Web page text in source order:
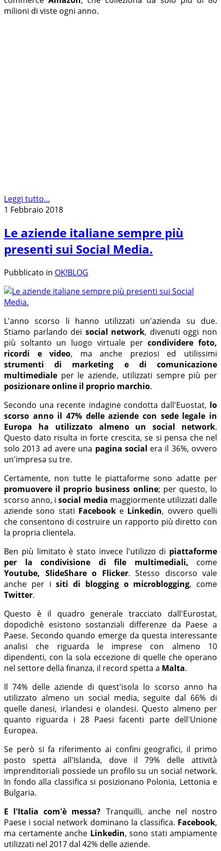
milioni di viste ogni anno.
Leggi tutto...
1 Febbraio 2018
Le aziende italiane sempre più
presenti sui Social Media.
Pubblicato in OK!BLOG
L'anno scorso li hanno utilizzati un'azienda su due.
Stiamo parlando dei social network, divenuti oggi non
più soltanto un luogo virtuale percondividere foto,
ricordi e video, ma anche preziosi ed utilissimi
strumenti di marketing e di comunicazione
multimediale per le aziende, utilizzati sempre più per
posizionare online il proprio marchio.
Secondo una recente indagine condotta dall'Euostat, lo
scorso anno il 47% delle aziende con sede legale in
Europa ha utilizzato almeno un social network.
Questo dato risulta in forte crescita, se si pensa che nel
solo 2013 ad avere una pagina social era il 36%, ovvero
un'impresa su tre.
Certamente, non tutte le piattaforme sono adatte per
promuovere il proprio business online; per questo, lo
scorso anno, isocial media maggiormente utilizzati dalle
aziende sono stati Facebooke Linkedin, ovvero quelli
che consentono di costruire un rapporto più diretto con
la propria clientela.
Ben più limitato è stato invece l'utilizzo di piattaforme
per la condivisione di file multimediali, come
Youtube, SlideShare o Flicker. Stesso discorso vale
anche per isiti di blogging o microblogging, come
Twitter.
Questo è il quadro generale tracciato dall'Eurostat,
dopodichè esistono sostanziali differenze da Paese a
Paese. Secondo quando emerge da questa interessante
analisi che riguarda le imprese con almeno 10
dipendenti, con la sola eccezione di quelle che operano
nel settore della finanza, il record spetta a Malta.
Il 74% delle aziende di quest'isola lo scorso anno ha
utilizzato almeno un social media, seguite dal 66% di
quelle danesi, irlandesi e olandesi. Questo almeno per
quanto riguarda i 28 Paesi facenti parte dell'Unione
Europea.
Se però si fa riferimento ai confini geografici, il primo
posto spetta all'Islanda, dove il 79% delle attività
imprenditoriali possiede un profilo su un social network.
In fondo alla classifica si posizionano Polonia, Lettonia e
Bulgaria.
E l'Italia com'è messa? Tranquilli, anche nel nostro
Paese i social network dominano la classifica. Facebook,
ma certamente anche Linkedin, sono stati ampiamente
utilizzati nel 2017 dal 42% delle aziende.